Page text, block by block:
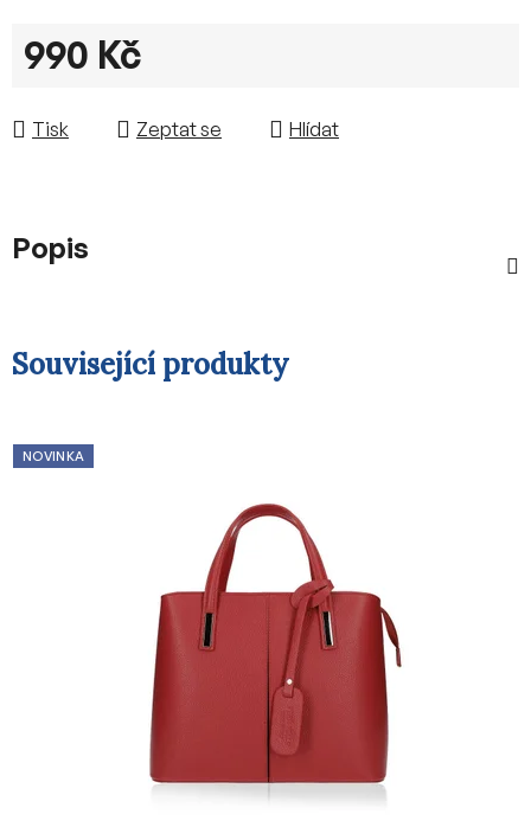
990 Kč
Tisk
Zeptat se Hlídat
Popis
Související produkty
NOVINKA